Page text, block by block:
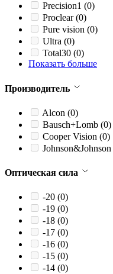
Precision1 (0)
Proclear(0)
Pure vision (0)
Ultra (0)
Total30 (0)
Показать больше
Производитель
Alcon (0)
Bausch+Lomb (0)
Cooper Vision (0)
Johnson&Johnson
Оптическая сила
-20 (0)
-19 (0)
-18 (0)
-17 (0)
-16 (0)
-15 (0)
-14 (0)